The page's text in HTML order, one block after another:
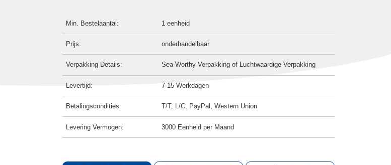
Min. Bestelaantal: 1 eenheid
Prijs: onderhandelbaar
Verpakking Details: Sea-Worthy Verpakking of Luchtwaardige Verpakking
Levertijd: 7-15 Werkdagen
Betalingscondities: T/T, L/C, PayPal, Western Union
Levering Vermogen: 3000 Eenheid per Maand